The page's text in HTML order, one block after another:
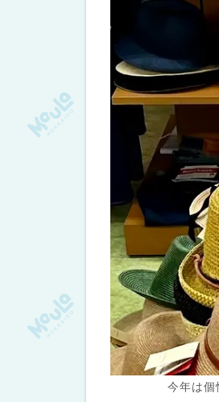
今年は個